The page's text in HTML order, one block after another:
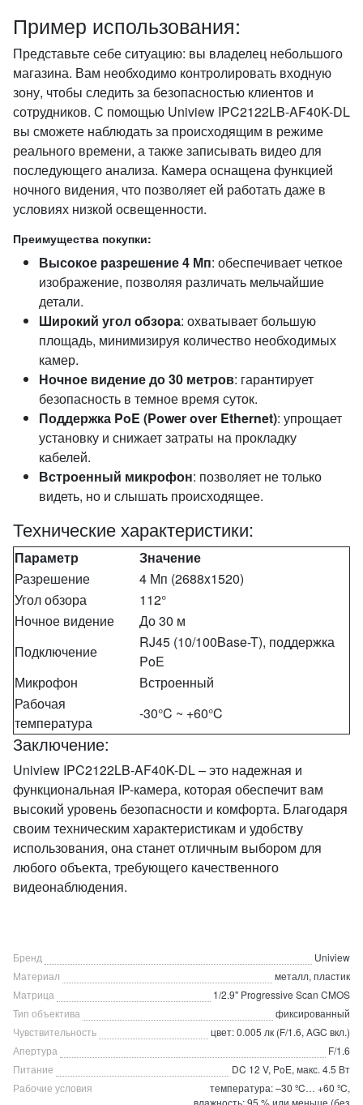
Пример использования:
Представьте себе ситуацию: вы владелец небольшого
магазина. Вам необходимо контролировать входную
зону, чтобы следить за безопасностью клиентов и
сотрудников. С помощью Uniview IPC2122LB-AF40K-DL
вы сможете наблюдать за происходящим в режиме
реального времени, а также записывать видео для
последующего анализа. Камера оснащена функцией
ночного видения, что позволяет ей работать даже в
условиях низкой освещенности.
Преимущества покупки:
Высокое разрешение 4 Мп: обеспечивает четкое
изображение, позволяя различать мельчайшие
детали.
Широкий угол обзора: охватывает большую
площадь, минимизируя количество необходимых
камер.
Ночное видение до 30 метров: гарантирует
безопасность в темное время суток.
Поддержка PoE (Power over Ethernet): упрощает
установку и снижает затраты на прокладку
кабелей.
Встроенный микрофон: позволяет не только
видеть, но и слышать происходящее.
Технические характеристики:
Параметр
Значение
Разрешение
4 Мп (2688x1520)
Угол обзора
112°
Ночное видение
До 30 м
Подключение
RJ45 (10/100Base-T), поддержка
PoE
Микрофон
Встроенный
Рабочая
температура
-30°C ~ +60°C
Заключение:
Uniview IPC2122LB-AF40K-DL – это надежная и
функциональная IP-камера, которая обеспечит вам
высокий уровень безопасности и комфорта. Благодаря
своим техническим характеристикам и удобству
использования, она станет отличным выбором для
любого объекта, требующего качественного
видеонаблюдения.
Бренд
Uniview
Материал
металл, пластик
Матрица
1/2.9" Progressive Scan CMOS
Тип объектива
фиксированный
Чувствительность
цвет: 0.005 лк (F/1.6, AGC вкл.)
Апертура
F/1.6
Питание
DC 12 V, PoE, макс. 4.5 Вт
Рабочие условия
температура: –30 ºC… +60 ºC,
влажность: 95 % или меньше (без